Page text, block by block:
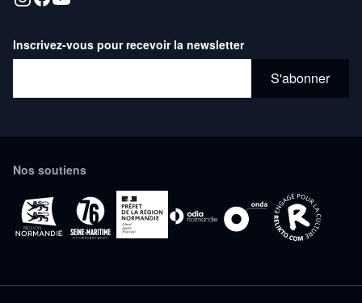
Inscrivez-vous pour recevoir la newsletter
Nos soutiens